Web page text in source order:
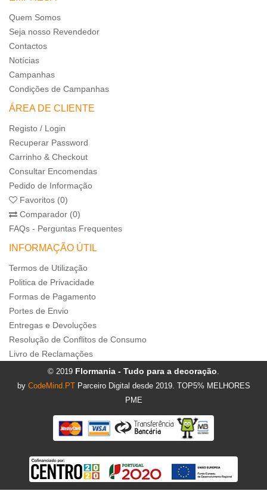
Quem Somos
Seja nosso Revendedor
Contactos
Notícias
Campanhas
Condições de Campanhas
ÁREA DE CLIENTE
Registo / Login
Recuperar Password
Carrinho & Checkout
Consultar Encomendas
Pedido de Informação
Favoritos (0)
Comparador (0)
FAQs - Perguntas Frequentes
INFORMAÇÃO ÚTIL
Termos de Utilização
Politica de Privacidade
Formas de Pagamento
Portes de Envio
Entregas e Devoluções
Resolução de Conflitos de Consumo
Livro de Reclamações
© 2019 Flormania - Tudo para a decoração.
by CodeMind.PT Parceiro Digital desde 2019. TOP5% MELHORES
PME